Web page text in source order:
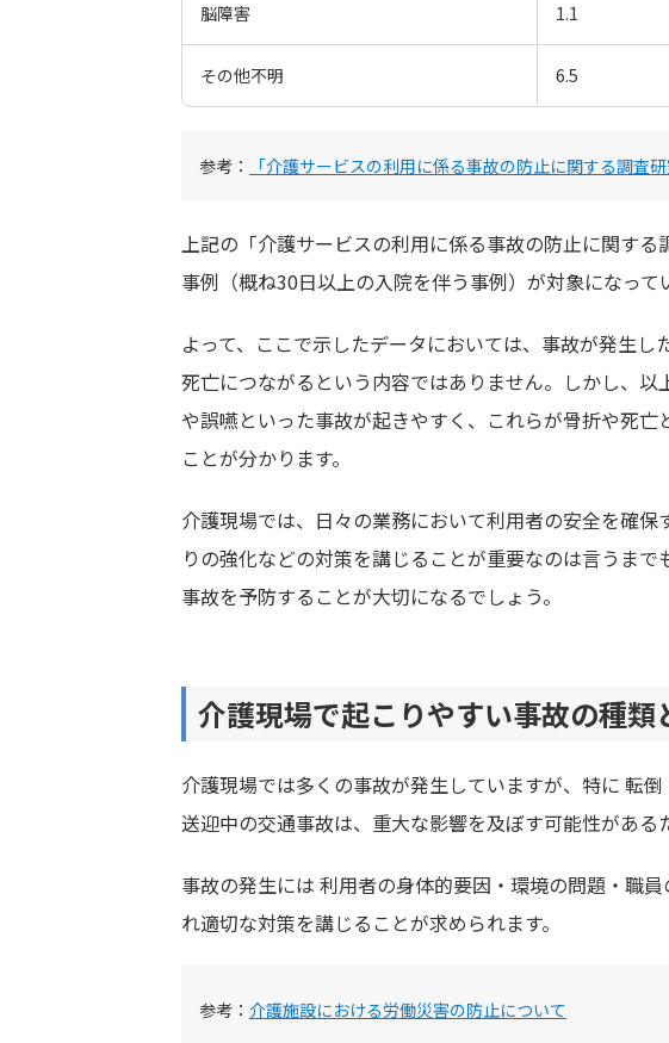
脳障害 1.1
その他不明 6.5
参考： 「介護サービスの利用に係る事故の防止に関する調査
上記の「介護サービスの利用に係る事故の防止に関す
事例（概ね30日以上の入院を伴う事例）が対象になって
よって、ここで示したデータにおいては、事故が発生し
死亡につながるという内容ではありません。しかし、
や誤嚥といった事故が起きやすく、これらが骨折や死
ことが分かります。
介護現場では、日々の業務において利用者の安全を確
りの強化などの対策を講じることが重要なのは言うま
事故を予防することが大切になるでしょう。
介護現場で起こりやすい事故の種類
介護現場では多くの事故が発生していますが、特に 転
送迎中の交通事故は、重大な影響を及ぼす可能性がある
事故の発生には 利用者の身体的要因・環境の問題・職
れ適切な対策を講じることが求められます。
参考： 介護施設における労働災害の防止について